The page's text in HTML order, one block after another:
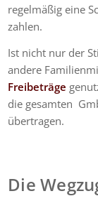
regelmäßig eine
zahlen.
Ist nicht nur der
andere
Freibeträge
die gesamten
übertragen.
Die